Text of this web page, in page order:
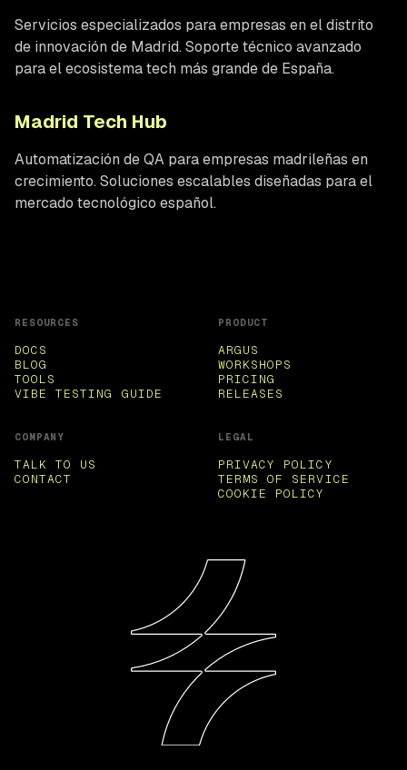
Servicios especializados para empresas en el distrito
de innovación de Madrid. Soporte técnico avanzado
para el ecosistema tech más grande de España.
Madrid Tech Hub
Automatización de QA para empresas madrileñas en
crecimiento. Soluciones escalables diseñadas para el
mercado tecnológico español.
RESOURCES
DOCS
BLOG
TOOLS
VIBE TESTING GUIDE
PRODUCT
ARGUS
WORKSHOPS
PRICING
RELEASES
COMPANY
TALK TO US
CONTACT
LEGAL
PRIVACY POLICY
TERMS OF SERVICE
COOKIE POLICY